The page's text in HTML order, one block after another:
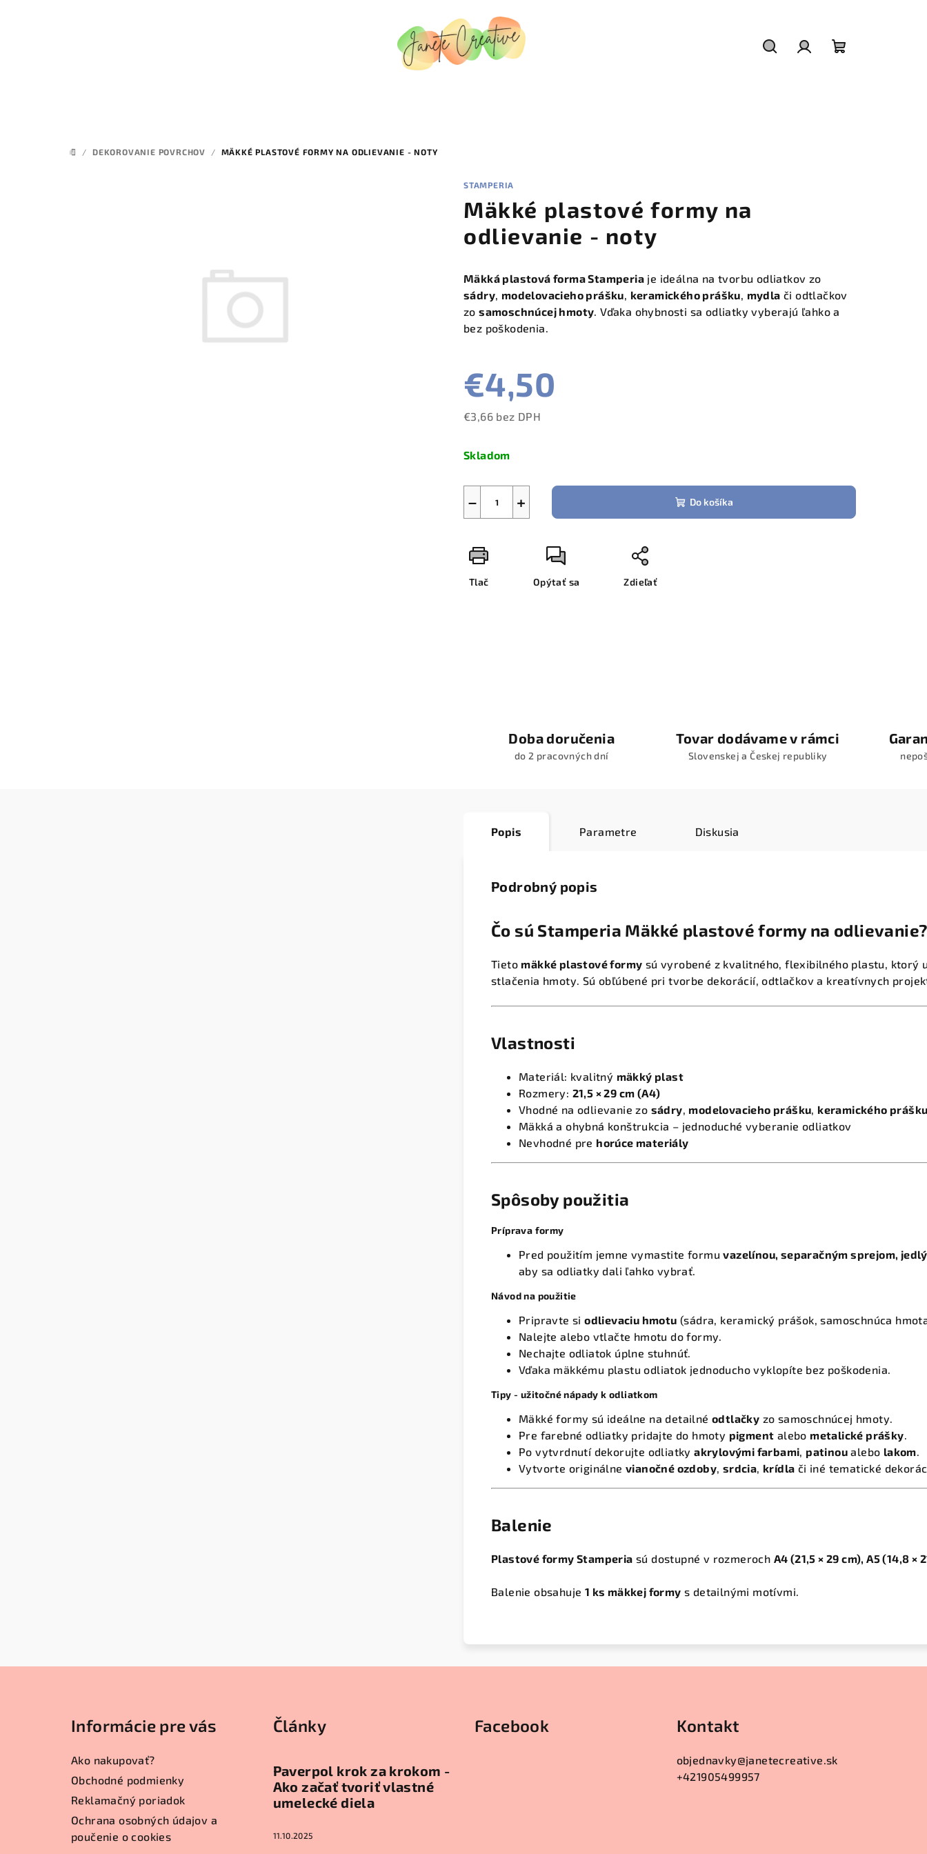
DOMOV
/ DEKOROVANIE POVRCHOV / MÄKKÉ PLASTOVÉ FORMY NA ODLIEVANIE - NOTY
STAMPERIA
Mäkké plastové formy na
odlievanie - noty
Mäkká plastová forma Stamperia je ideálna na tvorbu odliatkov zo
sádry modelovacieho prášku keramického prášku mydla či odtlačkov
zosamoschnúcej hmoty . Vďaka ohybnosti sa odliatky vyberajú ľahko a
bez poškodenia.
€4,50
€3,66 bez DPH
cena:
Skladom
+
− Do košíka
Tlač Opýtať sa Zdieľať
Doba doručenia
do 2 pracovných dní
Tovar dodávame v rámci
Slovenskej a Českej republiky
Popis Parametre Diskusia
Podrobný popis
Čo sú Stamperia Mäkké plastové formy na
Tieto mäkké plastové formy sú vyrobené z kvalitného, flexibilného plastu, ktorý
stlačenia hmoty. Sú obľúbené pri tvorbe dekorácií, odtlačkov a kreatívnych
Vlastnosti
Materiál: kvalitný mäkký plast
Rozmery: 21,5 × 29 cm (A4)
Vhodné na odlievanie zo sádry modelovacieho prášku keramického
Mäkká a ohybná konštrukcia – jednoduché vyberanie odliatkov
Nevhodné pre horúce materiály
Spôsoby použitia
Príprava formy
Pred použitím jemne vymastite formuvazelínou, separačným sprejom,
aby sa odliatky dali ľahko vybrať.
Návod na použitie
Pripravte siodlievaciu hmotu (sádra, keramický prášok, samoschnúca
Nalejte alebo vtlačte hmotu do formy.
Nechajte odliatok úplne stuhnúť.
Vďaka mäkkému plastu odliatok jednoducho vyklopíte bez poškodenia.
Tipy - užitočné nápady k odliatkom
Mäkké formy sú ideálne na detailné odtlačky zo samoschnúcej hmoty.
Pre farebné odliatky pridajte do hmoty pigment alebo metalické prášky
Po vytvrdnutí dekorujte odliatkyakrylovými farbami patinou alebo lakom
Vytvorte originálne vianočné ozdoby srdcia krídla či iné tematické
Balenie
Plastové formy Stamperia sú dostupné v rozmeroch A4 (21,5 × 29 cm), A5 (14,8 ×
Balenie obsahuje 1 ks mäkkej formy s detailnými motívmi.
Informácie pre vás
Ako nakupovať?
Obchodné podmienky
Reklamačný poriadok
Ochrana osobných údajov a
poučenie o cookies
Články
Paverpol krok za krokom -
Ako začať tvoriť vlastné
umelecké diela
11.10.2025
Facebook Kontakt
objednavky@janetecreative.sk
+421905499957